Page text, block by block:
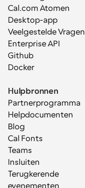
Cal.com Atomen
Desktop-app
Veelgestelde Vragen
Enterprise API
Github
Docker
Hulpbronnen
Partnerprogramma
Helpdocumenten
Blog
Cal Fonts
Teams
Insluiten
Terugkerende
evenementen